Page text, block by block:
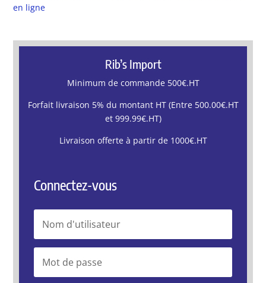
en ligne
Rib’s Import
Minimum de commande 500€.HT
Forfait livraison 5% du montant HT (Entre 500.00€.HT
et 999.99€.HT)
Livraison offerte à partir de 1000€.HT
Connectez-vous